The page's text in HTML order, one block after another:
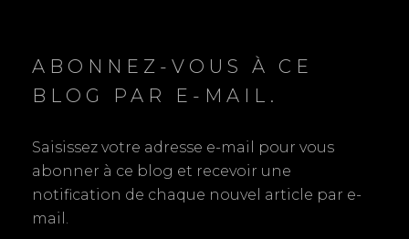
ABONNEZ-VOUS À CE
BLOG PAR E-MAIL.
Saisissez votre adresse e-mail pour vous
abonner à ce blog et recevoir une
notification de chaque nouvel article par e-
mail.